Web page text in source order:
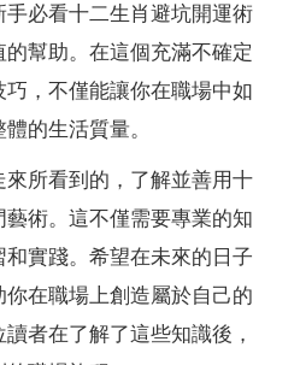
必看十二生肖避坑開運術
幫助。在這個充滿不確定
，不僅能讓你在職場中如
的生活質量。
所看到的，了解並善用十
術。這不僅需要專業的知
實踐。希望在未來的日子
在職場上創造屬於自己的
者在了解了這些知識後，